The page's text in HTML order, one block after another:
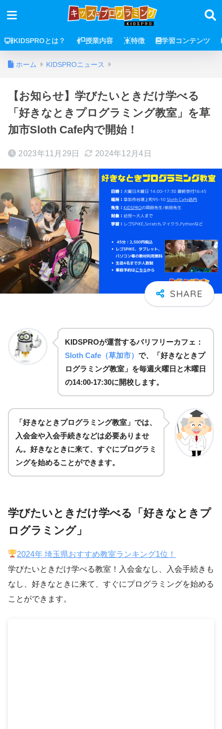
KIDSPROとは？ 授業内容 特徴 学習コンテンツ
ホーム KIDSPROニュース
【お知らせ】学びたいときだけ学べる
「好きなときプログラミング教室」を草
加市Sloth Cafe内で開始！
2023年11月29日 2024年12月4日
KIDSPROが運営するバリフリーカフェ：
Sloth Cafe（草加市） で、「好きなときプ
ログラミング教室」を毎週火曜日と木曜日
の14:00-17:30に開校します。
「好きなときプログラミング教室」では、
入会金や入会手続きなどは必要ありませ
ん。好きなときに来て、すぐにプログラミ
ングを始めることができます。
学びたいときだけ学べる「好きなときプ
ログラミング」
2024年 埼玉県おすすめ教室ランキング1位！
学びたいときだけ学べる教室！入会金なし、入会手続きも
なし、好きなときに来て、すぐにプログラミングを始める
ことができます。